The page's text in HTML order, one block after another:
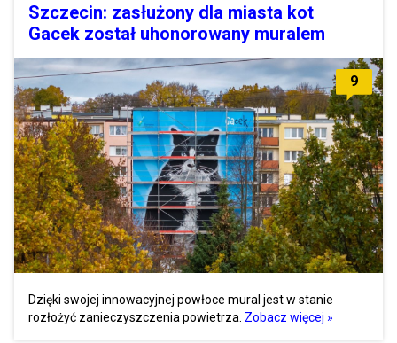
Szczecin: zasłużony dla miasta kot
Gacek został uhonorowany muralem
9
Dzięki swojej innowacyjnej powłoce mural jest w stanie
rozłożyć zanieczyszczenia powietrza. Zobacz więcej »